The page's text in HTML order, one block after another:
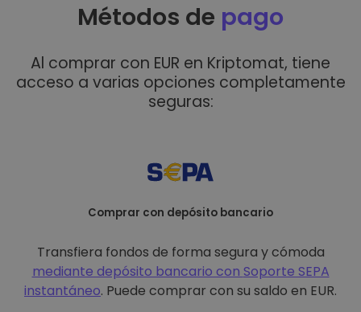
Métodos de pago
Al comprar con EUR en Kriptomat, tiene
acceso a varias opciones completamente
seguras:
Comprar con depósito bancario
Transfiera fondos de forma segura y cómoda
mediante depósito bancario con Soporte SEPA
instantáneo. Puede comprar con su saldo en EUR.